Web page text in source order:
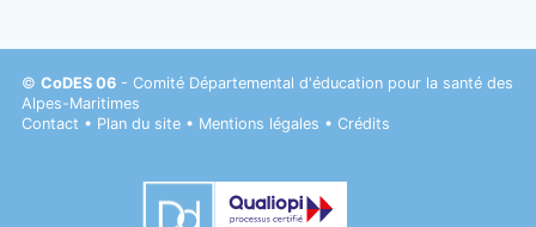
© CoDES 06- Comité Départemental d'éducation pour la santé des
Alpes-Maritimes
Contact • Plan du site• Mentions légales • Crédits
Datadock